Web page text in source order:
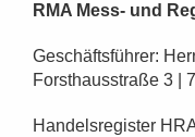
RMA Mess- und
Geschäftsführer:
Forsthausstraße 3 |
Handelsregister